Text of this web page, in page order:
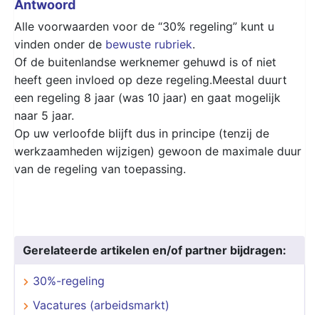
Antwoord
Alle voorwaarden voor de “30% regeling” kunt u
vinden onder de bewuste rubriek.
Of de buitenlandse werknemer gehuwd is of niet
heeft geen invloed op deze regeling.Meestal duurt
een regeling 8 jaar (was 10 jaar) en gaat mogelijk
naar 5 jaar.
Op uw verloofde blijft dus in principe (tenzij de
werkzaamheden wijzigen) gewoon de maximale duur
van de regeling van toepassing.
Gerelateerde artikelen en/of partner bijdragen:
30%-regeling
Vacatures (arbeidsmarkt)